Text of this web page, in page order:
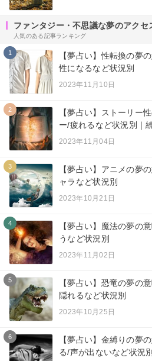
ファンタジー・不思議な夢のアクセ
人気のある記事ランキング
1
【夢占い】性転換の夢
性になるなど状況別
2023年11月10日
2
【夢占い】ストーリー
ー/疲れるなど状況別｜
2023年11月04日
3
【夢占い】アニメの夢
ャラなど状況別
2023年10月21日
4
【夢占い】魔法の夢の
うなど状況別
2023年11月02日
5
【夢占い】恐竜の夢の
隠れるなど状況別
2023年10月25日
6
【夢占い】金縛りの夢
る/声が出ないなど状況別